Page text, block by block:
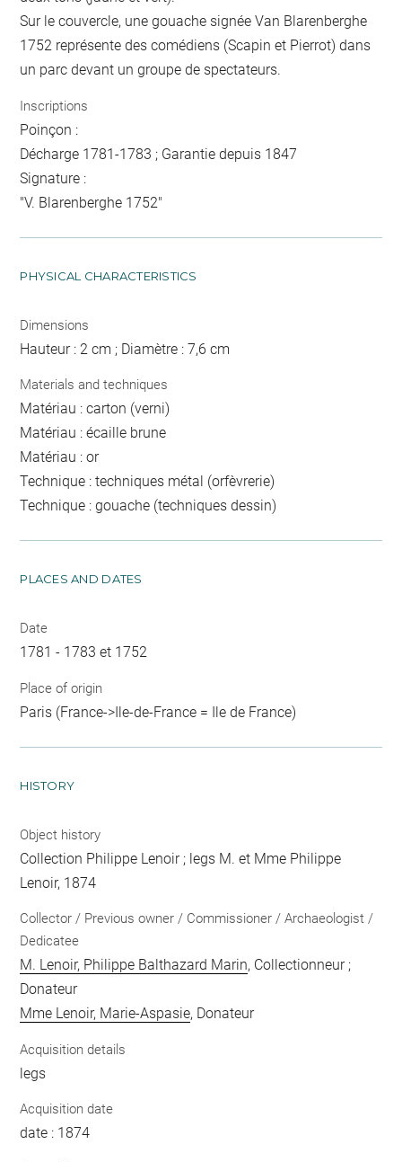
Sur le couvercle, une gouache signée Van Blarenberghe
1752 représente des comédiens (Scapin et Pierrot) dans
un parc devant un groupe de spectateurs.
Inscriptions
Poinçon :
Décharge 1781-1783 ; Garantie depuis 1847
Signature :
"V. Blarenberghe 1752"
PHYSICAL CHARACTERISTICS
Dimensions
Hauteur : 2 cm ; Diamètre : 7,6 cm
Materials and techniques
Matériau : carton (verni)
Matériau : écaille brune
Matériau : or
Technique : techniques métal (orfèvrerie)
Technique : gouache (techniques dessin)
PLACES AND DATES
Date
1781 - 1783 et 1752
Place of origin
Paris (France->Ile-de-France = Ile de France)
HISTORY
Object history
Collection Philippe Lenoir ; legs M. et Mme Philippe
Lenoir, 1874
Collector / Previous owner / Commissioner / Archaeologist /
Dedicatee
M. Lenoir, Philippe Balthazard Marin, Collectionneur ;
Donateur
Mme Lenoir, Marie-Aspasie, Donateur
Acquisition details
legs
Acquisition date
date : 1874